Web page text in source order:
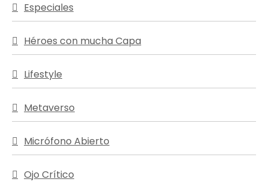
Especiales
Héroes con mucha Capa
Lifestyle
Metaverso
Micrófono Abierto
Ojo Crítico